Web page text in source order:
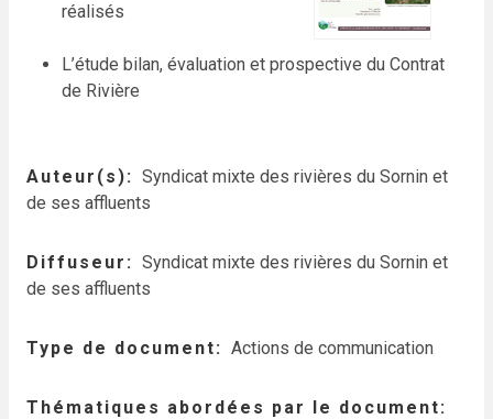
réalisés
L’étude bilan, évaluation et prospective du Contrat
de Rivière
Auteur(s)
Syndicat mixte des rivières du Sornin et
de ses affluents
Diffuseur
Syndicat mixte des rivières du Sornin et
de ses affluents
Type de document Actions de communication
Thématiques abordées par le document